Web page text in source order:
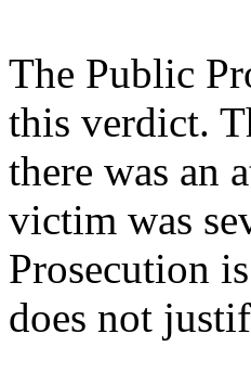
The Public
this verdict.
there was an
victim was
Prosecution
does not